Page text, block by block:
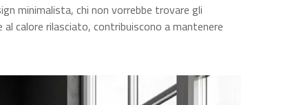
minimalista, chi non vorrebbe trovare gli
calore rilasciato, contribuiscono a mantenere